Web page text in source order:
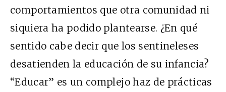
comportamientos que otra comunidad ni
siquiera ha podido plantearse. ¿En qué
sentido cabe decir que los sentineleses
desatienden la educación de su infancia?
“Educar” es un complejo haz de prácticas